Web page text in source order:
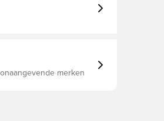
Das Design dieser
merken